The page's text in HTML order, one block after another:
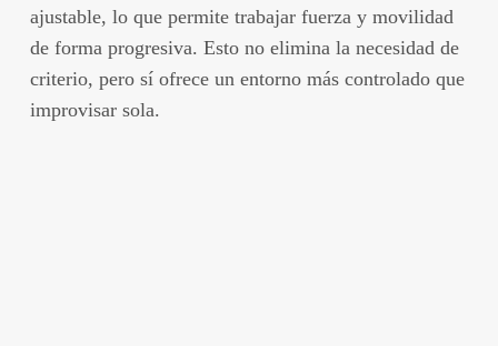
ajustable, lo que permite trabajar fuerza y movilidad
de forma progresiva. Esto no elimina la necesidad de
criterio, pero sí ofrece un entorno más controlado que
improvisar sola.